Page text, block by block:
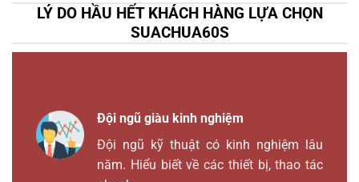
LÝ DO HẦU HẾT KHÁCH HÀNG LỰA CHỌN
SUACHUA60S
Đội ngũ giàu kinh nghiệm
Đội ngũ kỹ thuật có kinh nghiệm lâu
năm. Hiểu biết về các thiết bị, thao tác